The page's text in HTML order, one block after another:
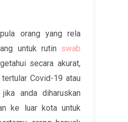
orang yang rela
untuk rutin swab
secara akurat,
Covid-19 atau
anda diharuskan
ke luar kota untuk